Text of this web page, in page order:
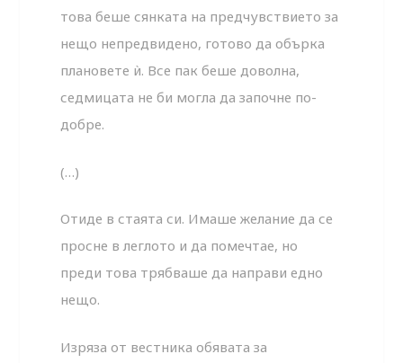
това беше сянката на предчувствието за
нещо непредвидено, готово да обърка
плановете ѝ. Все пак беше доволна,
седмицата не би могла да започне по-
добре.
(…)
Отиде в стаята си. Имаше желание да се
просне в леглото и да помечтае, но
преди това трябваше да направи едно
нещо.
Изряза от вестника обявата за